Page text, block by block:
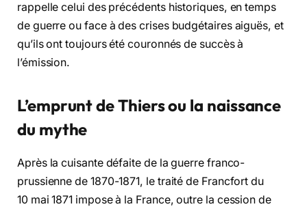
rappelle celui des précédents historiques, en temps
de guerre ou face à des crises budgétaires aiguës, et
qu’ils ont toujours été couronnés de succès à
l’émission.
L’emprunt de Thiers ou la naissance
du mythe
Après la cuisante défaite de la guerre franco-
prussienne de 1870-1871, le traité de Francfort du
10 mai 1871 impose à la France, outre la cession de